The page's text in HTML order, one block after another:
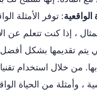
: توفر الأمثلة
، إذا كنت تتعلم عن
يتم تقديمها بشكل
من خلال استخدام
، وأمثلة من الحياة